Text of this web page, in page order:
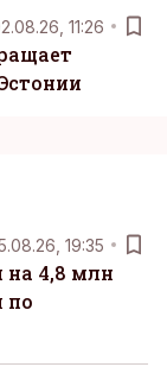
11:26
19:35
на 4,8 млн
по